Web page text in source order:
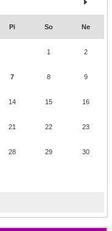
Pi So Ne
1 2
7 8 9
14 15 16
21 22 23
28 29 30